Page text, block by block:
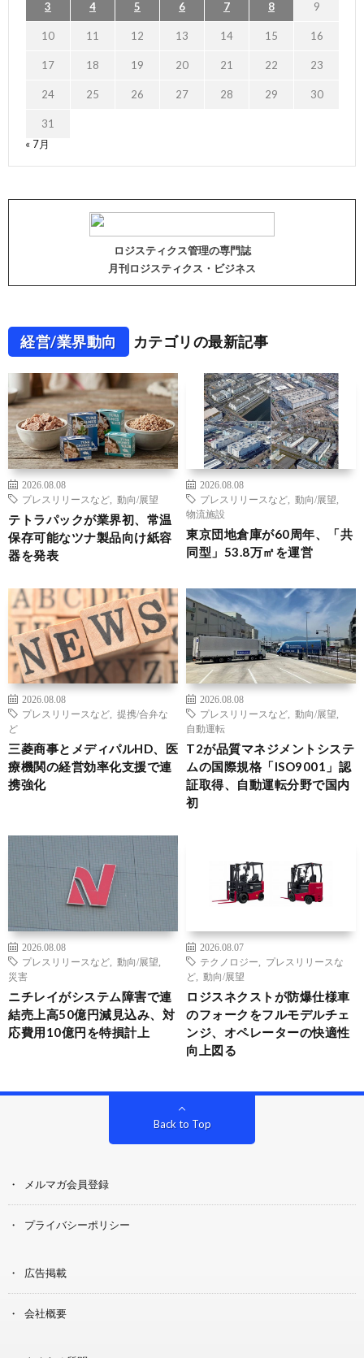
3 4 5 6 7 8 9
10 11 12 13 14 15 16
17 18 19 20 21 22 23
24 25 26 27 28 29 30
31
« 7月
ロジスティクス管理の専門誌
月刊ロジスティクス・ビジネス
経営/業界動向 カテゴリの最新記事
2026.08.08
プレスリリースなど
動向/展望
テトラパックが業界初、常温
保存可能なツナ製品向け紙容
器を発表
2026.08.08
プレスリリースなど
動向/展望
物流施設
東京団地倉庫が60周年、「共
同型」53.8万㎡を運営
2026.08.08
プレスリリースなど
提携/合弁な
ど
三菱商事とメディパルHD、医
療機関の経営効率化支援で連
携強化
2026.08.08
プレスリリースなど
動向/展望
自動運転
T2が品質マネジメントシステ
ムの国際規格「ISO9001」認
証取得、自動運転分野で国内
初
2026.08.08
プレスリリースなど
動向/展望
災害
ニチレイがシステム障害で連
結売上高50億円減見込み、対
応費用10億円を特損計上
2026.08.07
テクノロジー
プレスリリースな
ど
動向/展望
ロジスネクストが防爆仕様車
のフォークをフルモデルチェ
ンジ、オペレーターの快適性
向上図る
Back to Top
メルマガ会員登録
プライバシーポリシー
広告掲載
会社概要